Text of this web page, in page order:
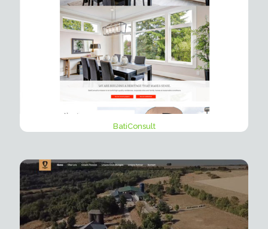
BatiConsult